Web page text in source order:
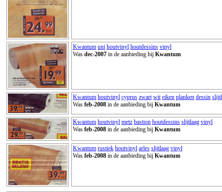
Kwantum uni houtvinyl houtdessins vinyl
Was dec-2007 in de aanbieding bij Kwantum
Kwantum houtvinyl cyprus zwart wit eiken planken dessin
Was feb-2008 in de aanbieding bij Kwantum
Kwantum houtvinyl metz bastion houtdessins slijtlaag vinyl
Was feb-2008 in de aanbieding bij Kwantum
Kwantum rustiek houtvinyl arles slijtlaag vinyl
Was feb-2008 in de aanbieding bij Kwantum